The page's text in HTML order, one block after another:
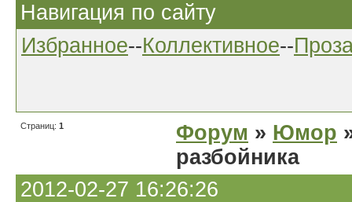
Навигация по сайту
Избранное--Коллективное--
Страниц: 1 Форум » Юмор
разбойника
2012-02-27 16:26:26